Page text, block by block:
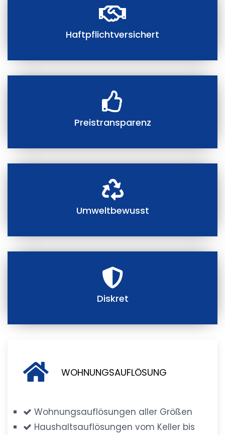
Haftpflichtversichert
Preistransparenz
Umweltbewusst
Diskret
WOHNUNGSAUFLÖSUNG
Wohnungsauflösungen aller Größen
Haushaltsauflösungen vom Keller bis